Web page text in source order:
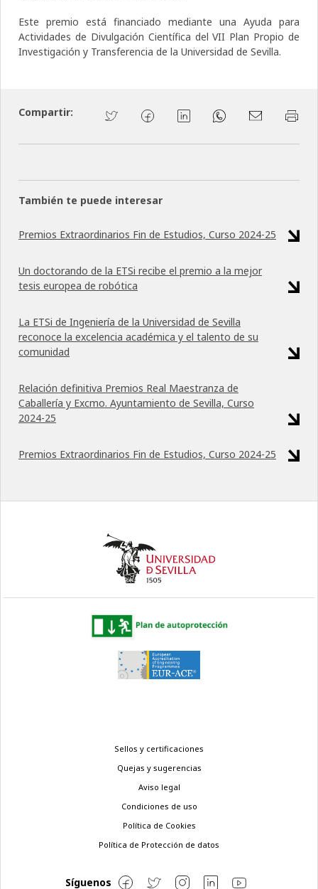
Este premio está financiado mediante una Ayuda para
Actividades de Divulgación Científica del VII Plan Propio de
Investigación y Transferencia de la Universidad de Sevilla.
Compartir:
También te puede interesar
Premios Extraordinarios Fin de Estudios, Curso 2024-25
Un doctorando de la ETSi recibe el premio a la mejor
tesis europea de robótica
La ETSi de Ingeniería de la Universidad de Sevilla
reconoce la excelencia académica y el talento de su
comunidad
Relación definitiva Premios Real Maestranza de
Caballería y Excmo. Ayuntamiento de Sevilla, Curso
2024-25
Premios Extraordinarios Fin de Estudios, Curso 2024-25
Sellos y certificaciones
Quejas y sugerencias
Aviso legal
Condiciones de uso
Política de Cookies
Política de Protección de datos
Síguenos